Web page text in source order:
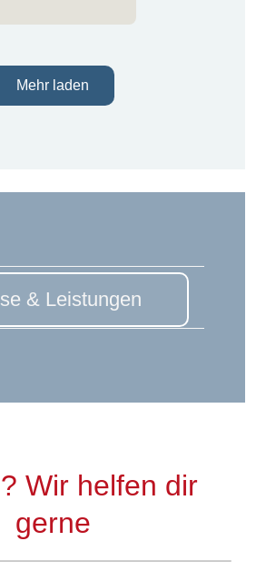
Mehr laden
& Leistungen
Wir helfen dir
gerne